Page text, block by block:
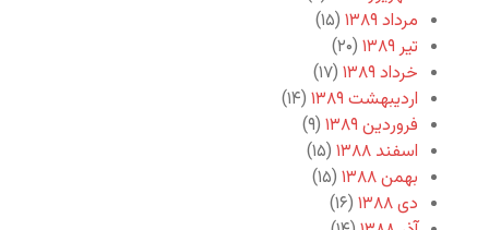
مرداد ۱۳۸۹
(۱۵)
تیر ۱۳۸۹
(۲۰)
خرداد ۱۳۸۹
(۱۷)
اردیبهشت ۱۳۸۹
(۱۴)
فروردین ۱۳۸۹
(۹)
اسفند ۱۳۸۸
(۱۵)
بهمن ۱۳۸۸
(۱۵)
دی ۱۳۸۸
(۱۶)